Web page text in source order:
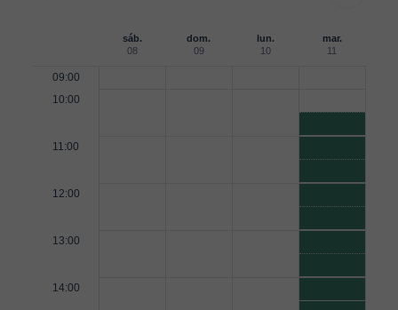
sáb.
08
dom.
09
lun.
10
mar.
11
09:00
10:00
11:00
12:00
13:00
14:00